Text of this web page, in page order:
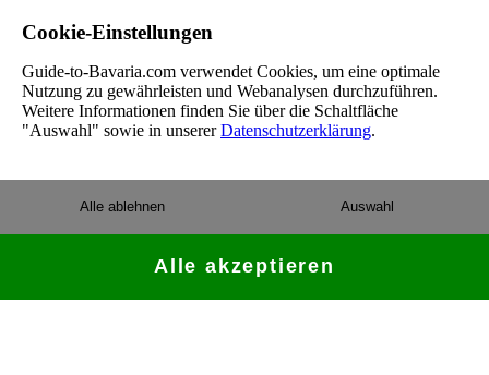
Cookie-Einstellungen
Guide-to-Bavaria.com verwendet Cookies, um eine optimale
Nutzung zu gewährleisten und Webanalysen durchzuführen.
Weitere Informationen finden Sie über die Schaltfläche
"Auswahl" sowie in unsererDatenschutzerklärung.
Auswahl
Alle ablehnen
Alle akzeptieren